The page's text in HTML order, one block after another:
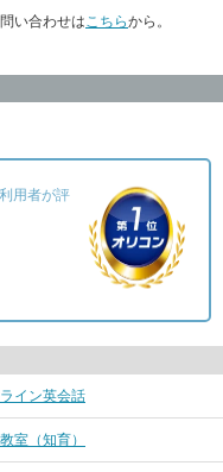
い合わせはこちらから。
用者が評
イン英会話
室（知育）